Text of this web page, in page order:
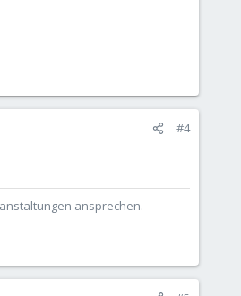
#4
ansprechen.